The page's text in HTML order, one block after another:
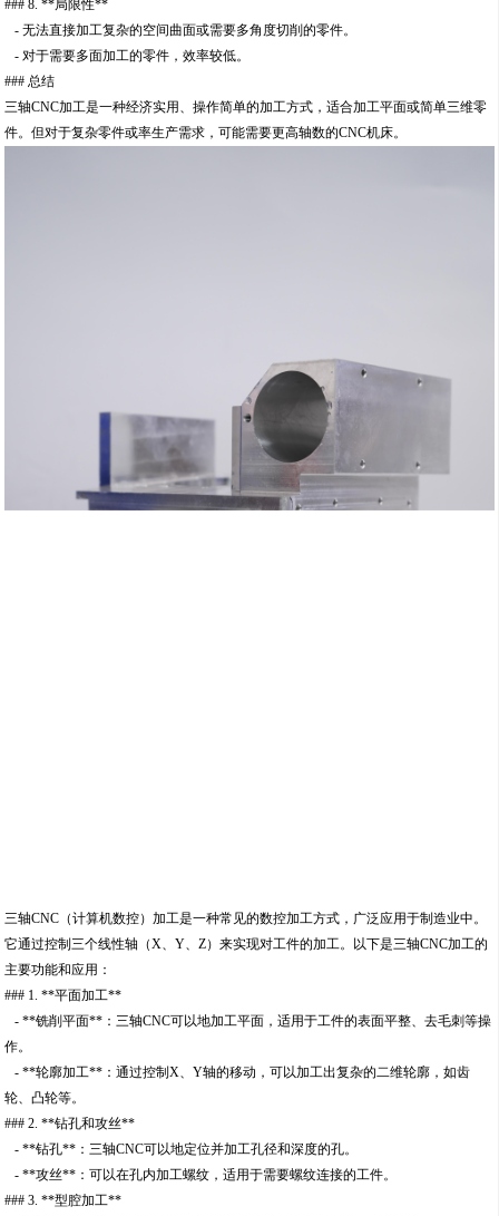
### 8. **局限性**
- 无法直接加工复杂的空间曲面或需要多角度切削的零件。
- 对于需要多面加工的零件，效率较低。
### 总结
三轴CNC加工是一种经济实用、操作简单的加工方式，适合加工平面或简单三维零
件。但对于复杂零件或率生产需求，可能需要更高轴数的CNC机床。
三轴CNC（计算机数控）加工是一种常见的数控加工方式，广泛应用于制造业中。
它通过控制三个线性轴（X、Y、Z）来实现对工件的加工。以下是三轴CNC加工的
主要功能和应用：
### 1. **平面加工**
- **铣削平面**：三轴CNC可以地加工平面，适用于工件的表面平整、去毛刺等操
作。
- **轮廓加工**：通过控制X、Y轴的移动，可以加工出复杂的二维轮廓，如齿
轮、凸轮等。
### 2. **钻孔和攻丝**
- **钻孔**：三轴CNC可以地定位并加工孔径和深度的孔。
- **攻丝**：可以在孔内加工螺纹，适用于需要螺纹连接的工件。
### 3. **型腔加工**